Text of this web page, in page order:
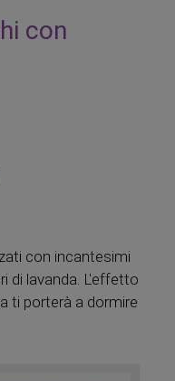
con
con incantesimi
di lavanda. L'effetto
ti porterà a dormire